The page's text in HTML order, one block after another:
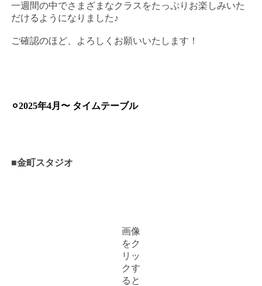
一週間の中でさまざまなクラスをたっぷりお楽しみいた
だけるようになりました♪
ご確認のほど、よろしくお願いいたします！
⚪︎2025年4月〜 タイムテーブル
■金町スタジオ
画像
をク
リッ
クす
ると